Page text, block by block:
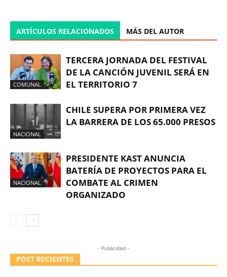
ARTÍCULOS RELACIONADOS MÁS DEL AUTOR
COMUNAL
TERCERA JORNADA DEL FESTIVAL
DE LA CANCIÓN JUVENIL SERÁ EN
EL TERRITORIO 7
NACIONAL
CHILE SUPERA POR PRIMERA VEZ
LA BARRERA DE LOS 65.000 PRESOS
NACIONAL
PRESIDENTE KAST ANUNCIA
BATERÍA DE PROYECTOS PARA EL
COMBATE AL CRIMEN
ORGANIZADO
- Publicidad -
POST RECIENTES